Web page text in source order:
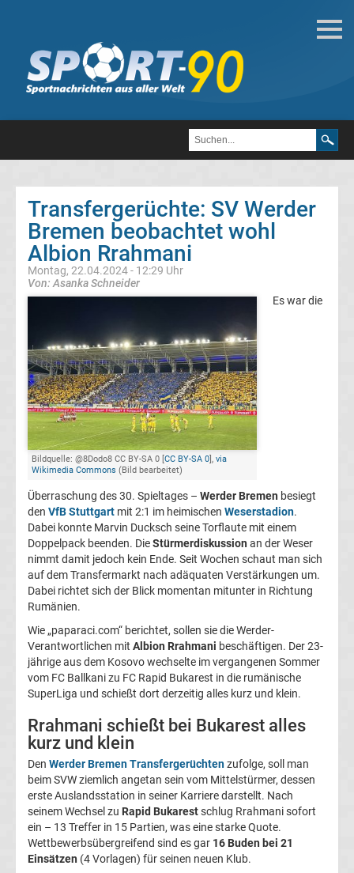
Deutsche
Transfergerüchte
FC
Heidenheim
1846
FC
Kaiserslautern
Transfergerüchte
1.
FC
Köln
Transfergerüchte
1.
FC
Magdeburg
Transfergerüchte
1.
FC
Transfergerüchte: SV Werder
Bremen beobachtet wohl
Albion Rrahmani
Montag, 22.04.2024 - 12:29 Uhr
Von: Asanka Schneider
Bildquelle: @8Dodo8 CC BY-SA 0 [CC BY-SA 0], via
Wikimedia Commons (Bild bearbeitet)
Es war die
Überraschung des 30. Spieltages – Werder Bremen besiegt
den VfB Stuttgart mit 2:1 im heimischen Weserstadion.
Dabei konnte Marvin Ducksch seine Torflaute mit einem
Doppelpack beenden. DieStürmerdiskussion an der Weser
nimmt damit jedoch kein Ende. Seit Wochen schaut man sich
auf dem Transfermarkt nach adäquaten Verstärkungen um.
Dabei richtet sich der Blick momentan mitunter in Richtung
Rumänien.
Wie „paparaci.com“ berichtet, sollen sie die Werder-
Verantwortlichen mit Albion Rrahmani beschäftigen. Der 23-
jährige aus dem Kosovo wechselte im vergangenen Sommer
vom FC Ballkani zu FC Rapid Bukarest in die rumänische
SuperLiga und schießt dort derzeitig alles kurz und klein.
Rrahmani schießt bei Bukarest alles
kurz und klein
Den Werder Bremen Transfergerüchtenzufolge, soll man
beim SVW ziemlich angetan sein vom Mittelstürmer, dessen
erste Auslandsstation in seiner Karriere darstellt. Nach
seinem Wechsel zu Rapid Bukarestschlug Rrahmani sofort
ein – 13 Treffer in 15 Partien, was eine starke Quote.
Wettbewerbsübergreifend sind es gar 16 Buden bei 21
Einsätzen (4 Vorlagen) für seinen neuen Klub.